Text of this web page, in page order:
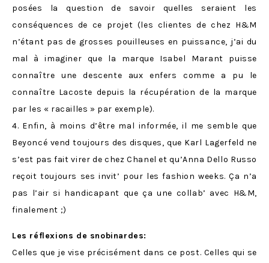
posées la question de savoir quelles seraient les
conséquences de ce projet (les clientes de chez H&M
n’étant pas de grosses pouilleuses en puissance, j’ai du
mal à imaginer que la marque Isabel Marant puisse
connaître une descente aux enfers comme a pu le
connaître Lacoste depuis la récupération de la marque
par les « racailles » par exemple).
4. Enfin, à moins d’être mal informée, il me semble que
Beyoncé vend toujours des disques, que Karl Lagerfeld ne
s’est pas fait virer de chez Chanel et qu’Anna Dello Russo
reçoit toujours ses invit’ pour les fashion weeks. Ça n’a
pas l’air si handicapant que ça une collab’ avec H&M,
finalement ;)
Les réflexions de snobinardes:
Celles que je vise précisément dans ce post. Celles qui se